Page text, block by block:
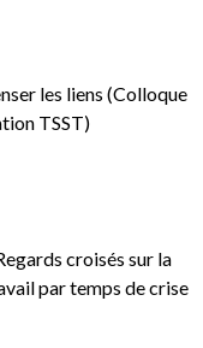
les liens (Colloque
TSST)
croisés sur la
par temps de crise